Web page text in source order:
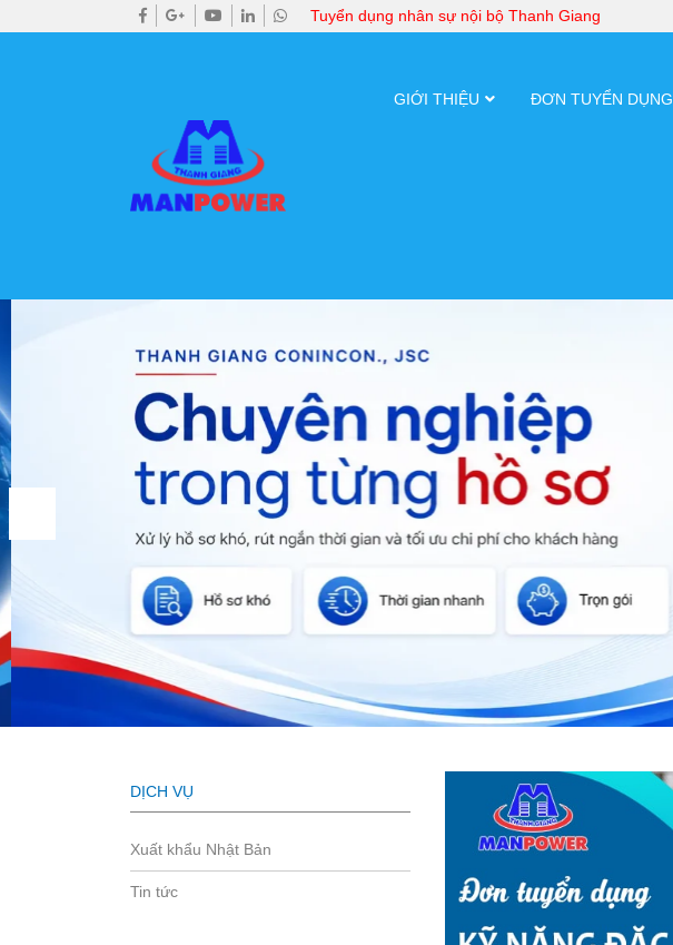
Tuyển dụng nhân sự nội bộ Thanh Giang
GIỚI THIỆU ĐƠN TUYỂN DỤNG
DỊCH VỤ
Xuất khẩu Nhật Bản
Tin tức